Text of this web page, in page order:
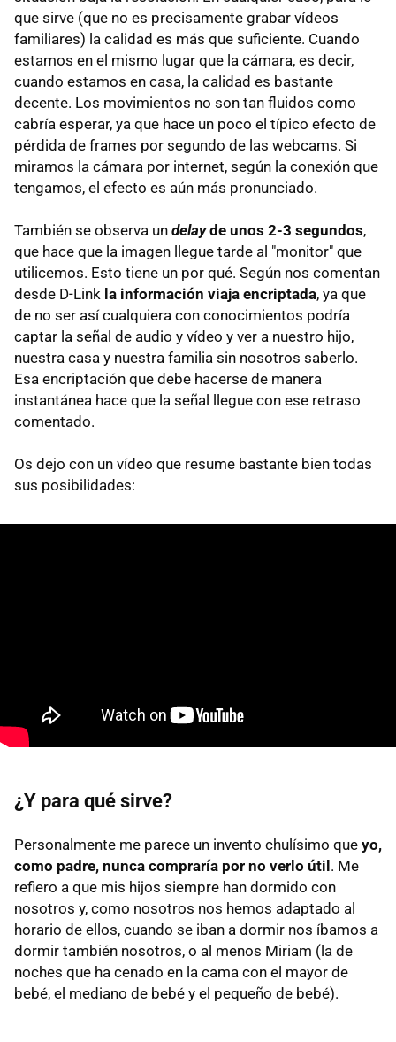
que sirve (que no es precisamente grabar vídeos
familiares) la calidad es más que suficiente. Cuando
estamos en el mismo lugar que la cámara, es decir,
cuando estamos en casa, la calidad es bastante
decente. Los movimientos no son tan fluidos como
cabría esperar, ya que hace un poco el típico efecto de
pérdida de frames por segundo de las webcams. Si
miramos la cámara por internet, según la conexión que
tengamos, el efecto es aún más pronunciado.
También se observa un delayde unos 2-3 segundos,
que hace que la imagen llegue tarde al "monitor" que
utilicemos. Esto tiene un por qué. Según nos comentan
desde D-Link la información viaja encriptada, ya que
de no ser así cualquiera con conocimientos podría
captar la señal de audio y vídeo y ver a nuestro hijo,
nuestra casa y nuestra familia sin nosotros saberlo.
Esa encriptación que debe hacerse de manera
instantánea hace que la señal llegue con ese retraso
comentado.
Os dejo con un vídeo que resume bastante bien todas
sus posibilidades:
¿Y para qué sirve?
Personalmente me parece un invento chulísimo que yo,
como padre, nunca compraría por no verlo útil. Me
refiero a que mis hijos siempre han dormido con
nosotros y, como nosotros nos hemos adaptado al
horario de ellos, cuando se iban a dormir nos íbamos a
dormir también nosotros, o al menos Miriam (la de
noches que ha cenado en la cama con el mayor de
bebé, el mediano de bebé y el pequeño de bebé).